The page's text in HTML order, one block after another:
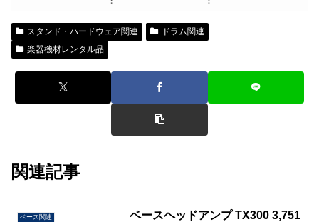
スタンド・ハードウェア関連
ドラム関連
楽器機材レンタル品
関連記事
ベース関連
ベースヘッドアンプ TX300 3,751